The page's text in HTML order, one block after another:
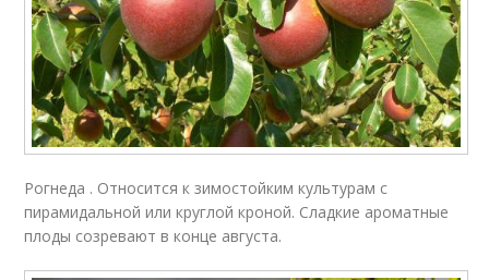
Рогнеда . Относится к зимостойким культурам с
пирамидальной или круглой кроной. Сладкие ароматные
плоды созревают в конце августа.